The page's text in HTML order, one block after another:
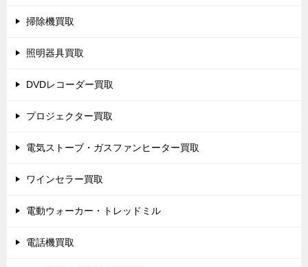
掃除機買取
照明器具買取
DVDレコーダー買取
プロジェクター買取
電気ストーブ・ガスファンヒーター買取
ワインセラー買取
電動ウォーカー・トレッドミル
電話機買取